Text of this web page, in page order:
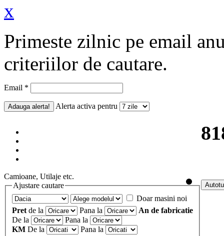
Primeste zilnic pe email
criteriilor de cautare.
Email *
Alerta activa pentru
Camioane, Utilaje etc.
Ajustare cautare
Doar masini noi
Pret de la Pana la
An de fabricatie
De la
Pana la
KM De la Pana la